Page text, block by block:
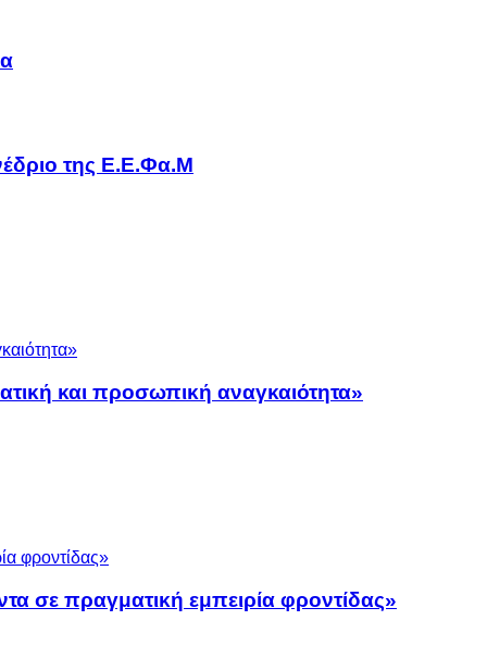
της Ε.Ε.Φα.Μ
και προσωπική αναγκαιότητα»
σε πραγματική εμπειρία φροντίδας»